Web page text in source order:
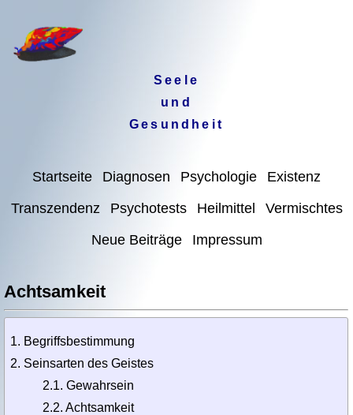
Seele
und
Gesundheit
Startseite Diagnosen Psychologie
Existenz
Transzendenz
Psychotests Heilmittel
Vermischtes
Neue Beiträge
Impressum
Achtsamkeit
Begriffsbestimmung
Seinsarten des Geistes
2.1. Gewahrsein
2.2. Achtsamkeit